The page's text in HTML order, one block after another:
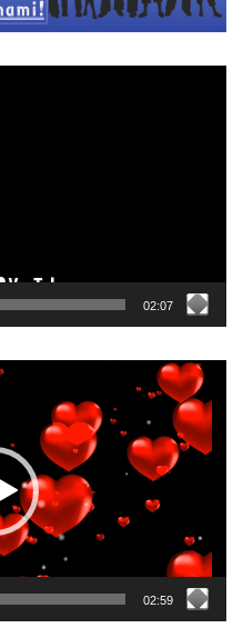
02:07
02:59